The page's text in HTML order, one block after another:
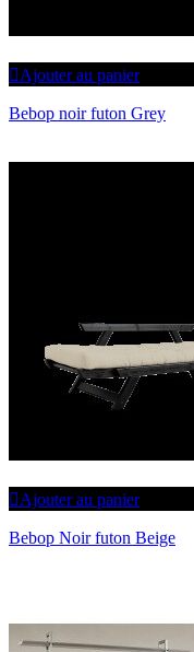
Ajouter au panier
Bebop noir futon Grey
Ajouter au panier
Bebop Noir futon Beige